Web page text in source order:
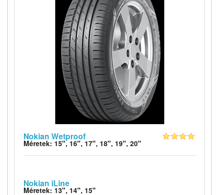
Nokian Wetproof
Méretek: 15", 16", 17", 18", 19", 20"
Nokian iLine
Méretek: 13", 14", 15"